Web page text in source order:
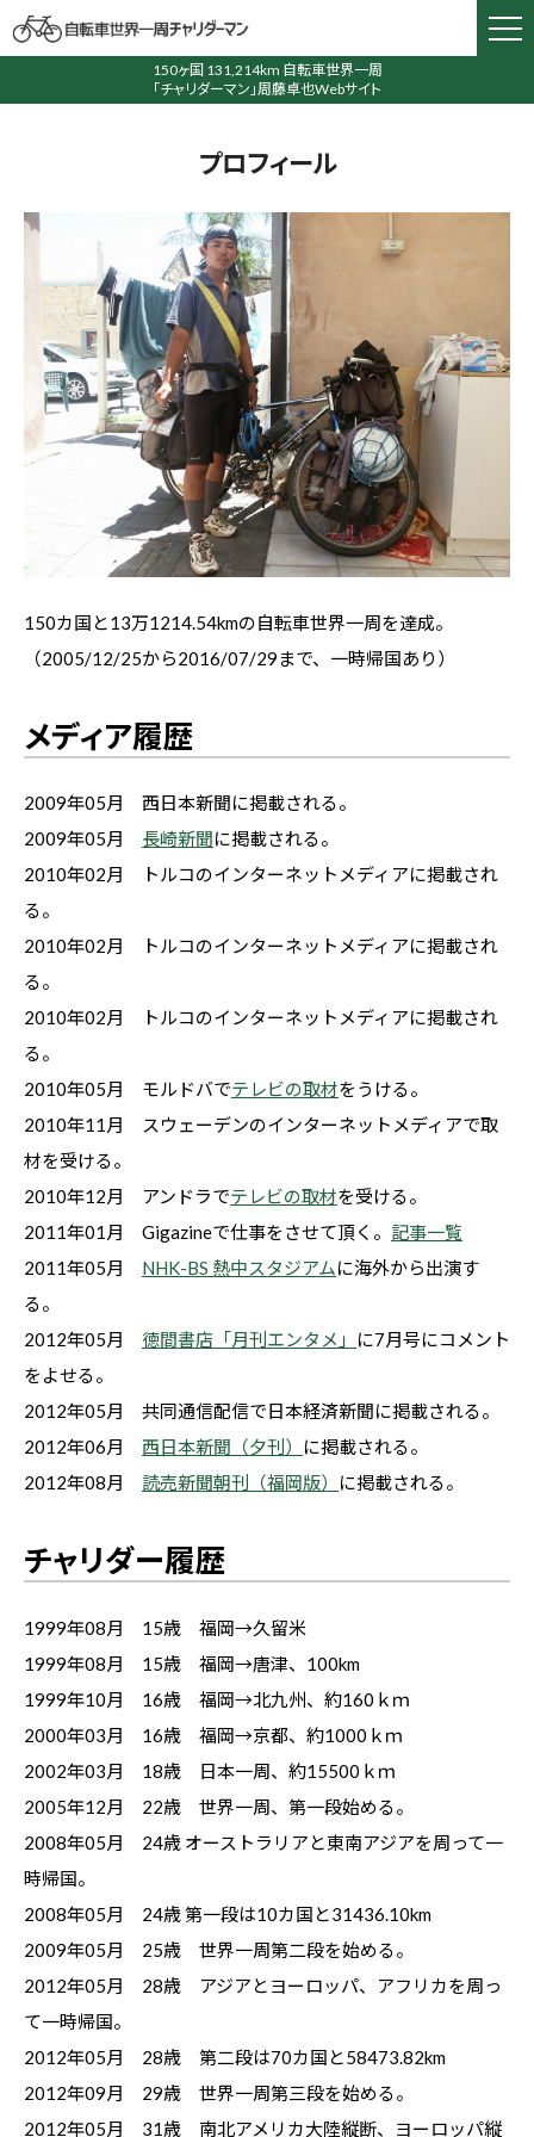
150ヶ国 131,214km 自転車世界一周
「チャリダーマン」周藤卓也Webサイト
プロフィール
150カ国と13万1214.54kmの自転車世界一周を達成。
（2005/12/25から2016/07/29まで、一時帰国あり）
メディア履歴
2009年05月 西日本新聞に掲載される。
2009年05月 長崎新聞に掲載される。
2010年02月 トルコのインターネットメディアに掲載され
る。
2010年02月 トルコのインターネットメディアに掲載され
る。
2010年02月 トルコのインターネットメディアに掲載され
る。
2010年05月 モルドバでテレビの取材をうける。
2010年11月 スウェーデンのインターネットメディアで取
材を受ける。
2010年12月 アンドラでテレビの取材を受ける。
2011年01月 Gigazineで仕事をさせて頂く。 記事一覧
2011年05月 NHK-BS 熱中スタジアムに海外から出演す
る。
2012年05月 徳間書店「月刊エンタメ」
に7月号にコメント
をよせる。
2012年05月 共同通信配信で日本経済新聞に掲載される。
2012年06月 西日本新聞（夕刊）
に掲載される。
2012年08月 読売新聞朝刊（福岡版） に掲載される。
チャリダー履歴
1999年08月 15歳 福岡→久留米
1999年08月 15歳 福岡→唐津、100km
1999年10月 16歳 福岡→北九州、約160ｋｍ
2000年03月 16歳 福岡→京都、約1000ｋｍ
2002年03月 18歳 日本一周、約15500ｋｍ
2005年12月 22歳 世界一周、第一段始める。
2008年05月 24歳 オーストラリアと東南アジアを周って一
時帰国。
2008年05月 24歳 第一段は10カ国と31436.10km
2009年05月 25歳 世界一周第二段を始める。
2012年05月 28歳 アジアとヨーロッパ、アフリカを周っ
て一時帰国。
2012年05月 28歳 第二段は70カ国と58473.82km
2012年09月 29歳 世界一周第三段を始める。
2012年05月 31歳 南北アメリカ大陸縦断、ヨーロッパ縦